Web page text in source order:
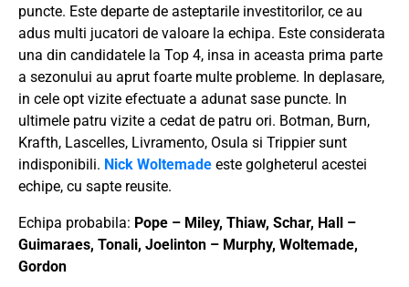
puncte. Este departe de asteptarile investitorilor, ce au
adus multi jucatori de valoare la echipa. Este considerata
una din candidatele la Top 4, insa in aceasta prima parte
a sezonului au aprut foarte multe probleme. In deplasare,
in cele opt vizite efectuate a adunat sase puncte. In
ultimele patru vizite a cedat de patru ori. Botman, Burn,
Krafth, Lascelles, Livramento, Osula si Trippier sunt
indisponibili. Nick Woltemade este golgheterul acestei
echipe, cu sapte reusite.
Echipa probabila: Pope – Miley, Thiaw, Schar, Hall –
Guimaraes, Tonali, Joelinton – Murphy, Woltemade,
Gordon